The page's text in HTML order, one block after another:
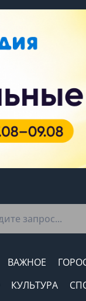
ВАЖНОЕ
КУЛЬТУРА